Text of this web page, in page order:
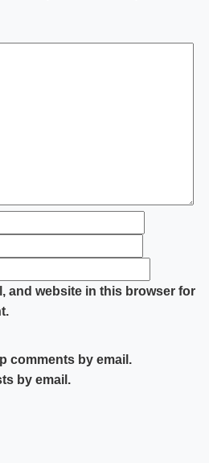
and website in this browser for
comments by email.
by email.